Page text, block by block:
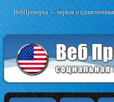
ВебПроверка — первая и